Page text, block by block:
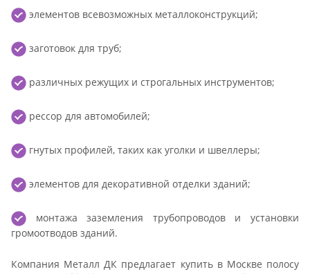
элементов всевозможных металлоконструкций;
заготовок для труб;
различных режущих и строгальных инструментов;
рессор для автомобилей;
гнутых профилей, таких как уголки и швеллеры;
элементов для декоративной отделки зданий;
монтажа заземления трубопроводов и установки
громоотводов зданий.
Компания Металл ДК предлагает купить в Москве полосу